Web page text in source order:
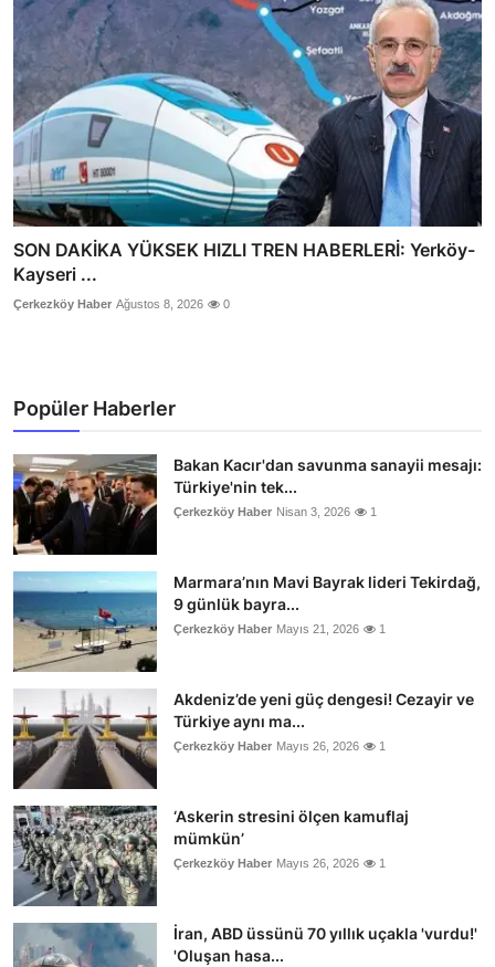
SON DAKİKA YÜKSEK HIZLI TREN HABERLERİ: Yerköy-
Kayseri ...
Çerkezköy Haber Ağustos 8, 2026 0
Popüler Haberler
Bakan Kacır'dan savunma sanayii mesajı:
Türkiye'nin tek...
Çerkezköy Haber Nisan 3, 2026 1
Marmara’nın Mavi Bayrak lideri Tekirdağ,
9 günlük bayra...
Çerkezköy Haber Mayıs 21, 2026 1
Akdeniz’de yeni güç dengesi! Cezayir ve
Türkiye aynı ma...
Çerkezköy Haber Mayıs 26, 2026 1
‘Askerin stresini ölçen kamuflaj
mümkün’
Çerkezköy Haber Mayıs 26, 2026 1
İran, ABD üssünü 70 yıllık uçakla 'vurdu!'
'Oluşan hasa...